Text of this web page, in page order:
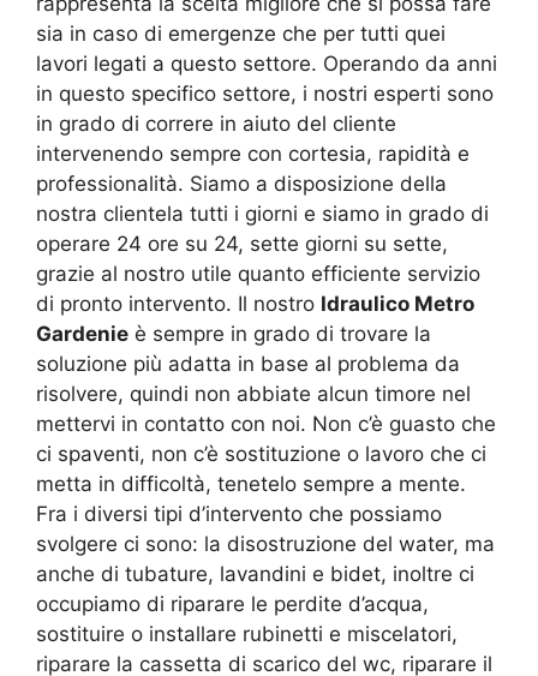
sia in caso di emergenze che per tutti quei
lavori legati a questo settore. Operando da anni
in questo specifico settore, i nostri esperti sono
in grado di correre in aiuto del cliente
intervenendo sempre con cortesia, rapidità e
professionalità. Siamo a disposizione della
nostra clientela tutti i giorni e siamo in grado di
operare 24 ore su 24, sette giorni su sette,
grazie al nostro utile quanto efficiente servizio
di pronto intervento. Il nostro Idraulico Metro
Gardenie è sempre in grado di trovare la
soluzione più adatta in base al problema da
risolvere, quindi non abbiate alcun timore nel
mettervi in contatto con noi. Non c’è guasto che
ci spaventi, non c’è sostituzione o lavoro che ci
metta in difficoltà, tenetelo sempre a mente.
Fra i diversi tipi d’intervento che possiamo
svolgere ci sono: la disostruzione del water, ma
anche di tubature, lavandini e bidet, inoltre ci
occupiamo di riparare le perdite d’acqua,
sostituire o installare rubinetti e miscelatori,
riparare la cassetta di scarico del wc, riparare il